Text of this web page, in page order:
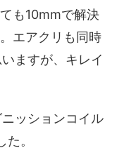
も10mmで解決
エアクリも同時
ますが、キレイ
ッションコイル
。